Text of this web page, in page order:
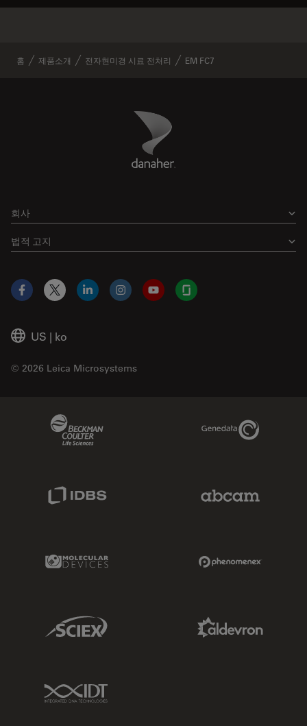
홈 제품소개 전자현미경 시료 전처리 EM FC7
Danaher Logo
회사
법적 고지
US | ko
© 2026 Leica Microsystems
Facebook
X LinkedInInstagramYouTubeGlassdoor
Genedata Link
Molecular Devices Link
Sciex Link
IDT Link